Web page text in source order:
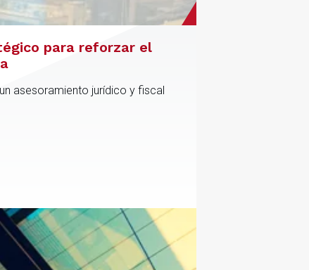
para reforzar el
asesoramiento jurídico y fiscal